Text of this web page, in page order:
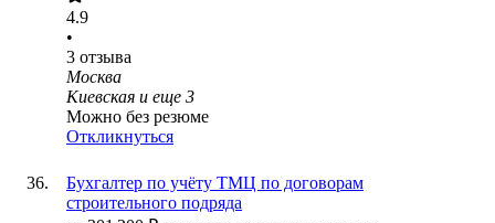
4.9
•
3 отзыва
Москва
Киевская и еще 3
Можно без резюме
Откликнуться
Бухгалтер по учёту ТМЦ по договорам
строительного подряда